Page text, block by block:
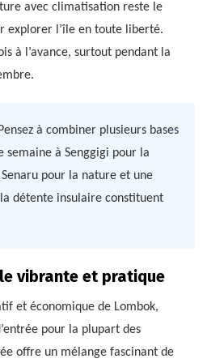
avec climatisation reste le
explorer l’île en toute liberté.
à l’avance, surtout pendant la
à combiner plusieurs bases
semaine à Senggigi pour la
pour la nature et une
détente insulaire constituent
vibrante et pratique
et économique de Lombok,
pour la plupart des
offre un mélange fascinant de